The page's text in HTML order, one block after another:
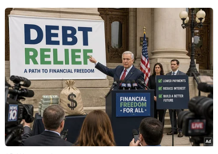
Trong 5 tháng năm 2026, chỉ số sản xuất toàn
ngành công nghiệp tăng 9,1% so với cùng kỳ
năm trước.
Trong số đó, ngành chế biến, chế tạo tăng 9,5%;
ngành khai khoáng tăng 5,5%; ngành sản xuất